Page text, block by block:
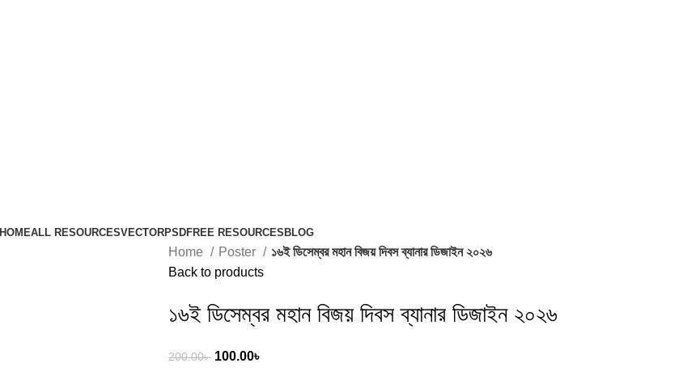
HOMEALL RESOURCESVECTORPSDFREE RESOURCES BLOG
Home Poster
১৬ই ডিসেম্বর মহান বিজয় দিবস ব্যানার ডিজাইন ২০২৬
Back to products
১৬ই ডিসেম্বর মহান বিজয় দিবস ব্যানার ডিজাইন ২০২৬
200.00৳ 100.00৳